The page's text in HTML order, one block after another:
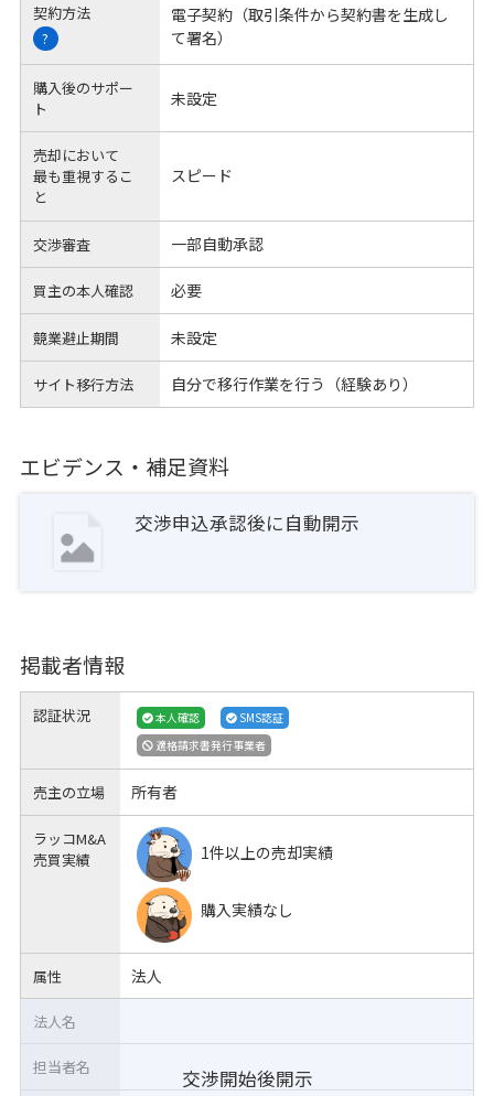
契約方法
?
電子契約（取引条件から契約書を生成し
て署名）
購入後のサポー
ト
未設定
売却において
最も重視するこ
と
スピード
交渉審査 一部自動承認
買主の本人確認 必要
競業避止期間 未設定
サイト移行方法 自分で移行作業を行う（経験あり）
エビデンス・補足資料
交渉申込承認後に自動開示
掲載者情報
認証状況 本人確認
SMS認証
適格請求書発行事業者
売主の立場 所有者
ラッコM&A
売買実績
1件以上の売却実績
購入実績なし
属性 法人
交渉開始後開示
法人名
担当者名